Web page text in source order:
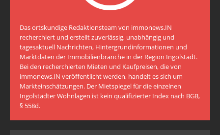
Das ortskundige Redaktionsteam von immonews.IN
recherchiert und erstellt zuverlässig, unabhängig und
tagesaktuell Nachrichten, Hintergrundinformationen und
Marktdaten der Immobilienbranche in der Region Ingolstadt.
Bei den recherchierten Mieten und Kaufpreisen, die von
immonews.IN veröffentlicht werden, handelt es sich um
Markteinschätzungen. Der Mietspiegel für die einzelnen
Ingolstädter Wohnlagen ist kein qualifizierter Index nach BGB,
§ 558d.